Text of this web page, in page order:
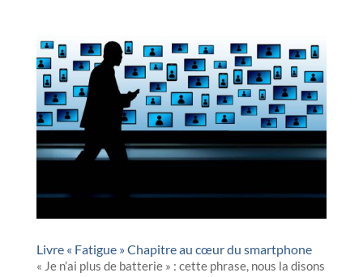
Livre « Fatigue » Chapitre au cœur du smartphone
« Je n’ai plus de batterie » : cette phrase, nous la disons